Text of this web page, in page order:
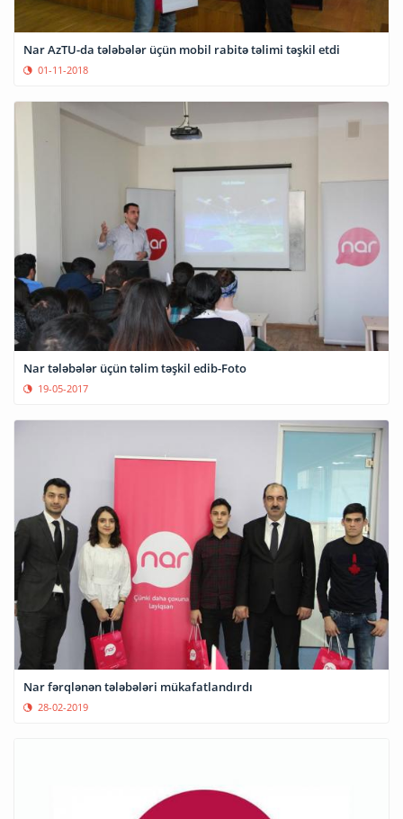
Nar AzTU-da tələbələr üçün mobil rabitə təlimi təşkil etdi
01-11-2018
Nar tələbələr üçün təlim təşkil edib-Foto
19-05-2017
Nar fərqlənən tələbələri mükafatlandırdı
28-02-2019